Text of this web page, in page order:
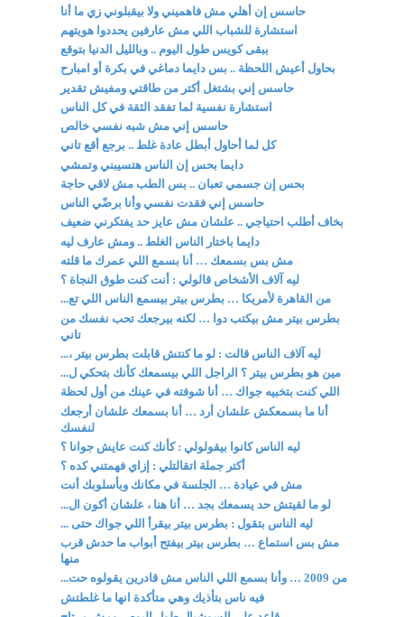
حاسس إن أهلي مش فاهميني ولا بيقبلوني زي ما أنا
استشارة للشباب اللي مش عارفين يحددوا هويتهم
ببقى كويس طول اليوم .. وبالليل الدنيا بتوقع
بحاول أعيش اللحظة .. بس دايما دماغي في بكرة أو امبارح
حاسس إني بشتغل أكتر من طاقتي ومفيش تقدير
استشارة نفسية لما تفقد الثقة في كل الناس
حاسس إني مش شبه نفسي خالص
كل لما أحاول أبطل عادة غلط .. برجع أقع تاني
دايما بحس إن الناس هتسيبني وتمشي
بحس إن جسمي تعبان .. بس الطب مش لاقي حاجة
حاسس إني فقدت نفسي وأنا برضّي الناس
بخاف أطلب احتياجي .. علشان مش عايز حد يفتكرني ضعيف
دايما باختار الناس الغلط .. ومش عارف ليه
مش بس بسمعك … أنا بسمع اللي عمرك ما قلته
ليه آلاف الأشخاص قالولي : أنت كنت طوق النجاة ؟
من القاهرة لأمريكا … بطرس بيتر بيسمع الناس اللي تع...
بطرس بيتر مش بيكتب دوا … لكنه بيرجعك تحب نفسك من
تاني
ليه آلاف الناس قالت : لو ما كنتش قابلت بطرس بيتر ،...
مين هو بطرس بيتر ؟ الراجل اللي بيسمعك كأنك بتحكي ل...
اللي كنت بتخبيه جواك … أنا شوفته في عينك من أول لحظة
أنا ما بسمعكش علشان أرد … أنا بسمعك علشان أرجعك
لنفسك
ليه الناس كانوا بيقولولي : كأنك كنت عايش جوانا ؟
أكتر جملة اتقالتلي : إزاي فهمتني كده ؟
مش في عيادة … الجلسة في مكانك وبأسلوبك أنت
لو ما لقيتش حد يسمعك بجد … أنا هنا ، علشان أكون ال...
ليه الناس بتقول : بطرس بيتر بيقرأ اللي جواك حتى ...
مش بس استماع … بطرس بيتر بيفتح أبواب ما حدش قرب
منها
من 2009 … وأنا بسمع اللي الناس مش قادرين يقولوه حت...
فيه ناس بتأذيك وهي متأكدة انها ما غلطتش